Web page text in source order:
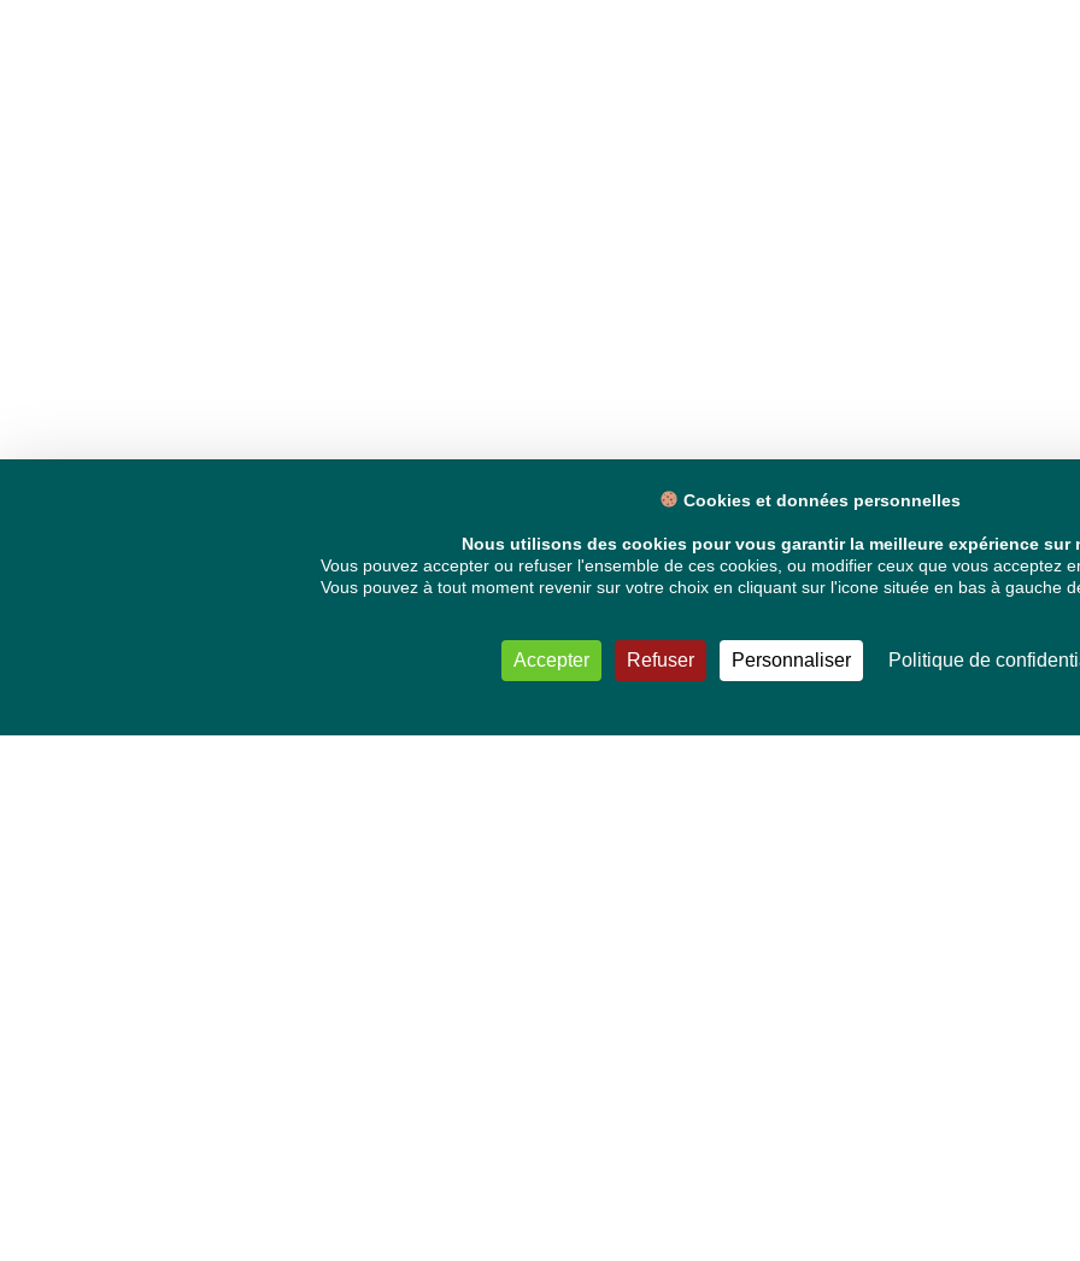
Cookies et données personnelles
Nous utilisons des cookies pour vous garantir la meilleure expérience sur
Vous pouvez accepter ou refuser l'ensemble de ces cookies, ou modifier ceux que vous acceptez
Vous pouvez à tout moment revenir sur votre choix en cliquant sur l'icone située en bas à gauche
Accepter Refuser Personnaliser Politique de